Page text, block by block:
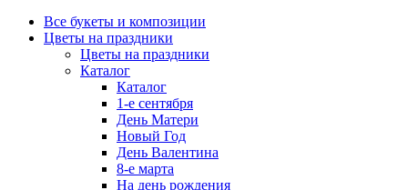
Все букеты и композиции
Цветы на праздники
Цветы на праздники
Каталог
Каталог
1-е сентября
День Матери
Новый Год
День Валентина
8-е марта
На день рождения